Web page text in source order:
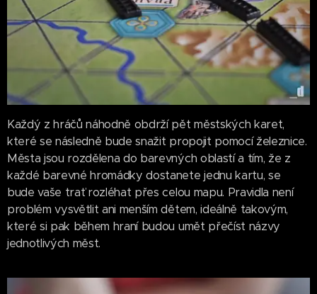
Každý z hráčů náhodně obdrží pět městských karet,
které se následně bude snažit propojit pomocí železnice.
Města jsou rozdělena do barevných oblastí a tím, že z
každé barevné hromádky dostanete jednu kartu, se
bude vaše trať rozléhat přes celou mapu. Pravidla není
problém vysvětlit ani menším dětem, ideálně takovým,
které si pak během hraní budou umět přečíst názvy
jednotlivých měst.